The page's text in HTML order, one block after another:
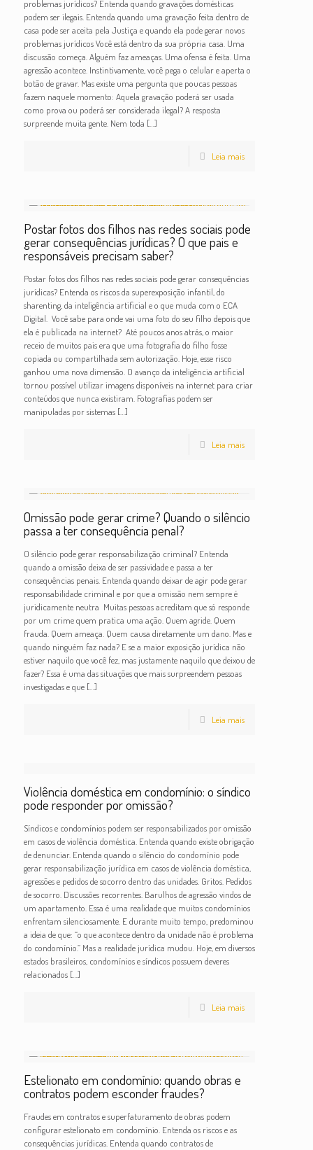
problemas jurídicos? Entenda quando gravações domésticas
podem ser ilegais. Entenda quando uma gravação feita dentro de
casa pode ser aceita pela Justiça e quando ela pode gerar novos
problemas jurídicos Você está dentro da sua própria casa. Uma
discussão começa. Alguém faz ameaças. Uma ofensa é feita. Uma
agressão acontece. Instintivamente, você pega o celular e aperta o
botão de gravar. Mas existe uma pergunta que poucas pessoas
fazem naquele momento: Aquela gravação poderá ser usada
como prova ou poderá ser considerada ilegal? A resposta
surpreende muita gente. Nem toda […]
Leia mais
Postar fotos dos filhos nas redes sociais pode
gerar consequências jurídicas? O que pais e
responsáveis precisam saber?
Postar fotos dos filhos nas redes sociais pode gerar consequências
jurídicas? Entenda os riscos da superexposição infantil, do
sharenting, da inteligência artificial e o que muda com o ECA
Digital. Você sabe para onde vai uma foto do seu filho depois que
ela é publicada na internet? Até poucos anos atrás, o maior
receio de muitos pais era que uma fotografia do filho fosse
copiada ou compartilhada sem autorização. Hoje, esse risco
ganhou uma nova dimensão. O avanço da inteligência artificial
tornou possível utilizar imagens disponíveis na internet para criar
conteúdos que nunca existiram. Fotografias podem ser
manipuladas por sistemas[…]
Leia mais
Omissão pode gerar crime? Quando o silêncio
passa a ter consequência penal?
O silêncio pode gerar responsabilização criminal? Entenda
quando a omissão deixa de ser passividade e passa a ter
consequências penais. Entenda quando deixar de agir pode gerar
responsabilidade criminal e por que a omissão nem sempre é
juridicamente neutra Muitas pessoas acreditam que só responde
por um crime quem pratica uma ação. Quem agride. Quem
frauda. Quem ameaça. Quem causa diretamente um dano. Mas e
quando ninguém faz nada? E se a maior exposição jurídica não
estiver naquilo que você fez, mas justamente naquilo que deixou de
fazer? Essa é uma das situações que mais surpreendem pessoas
investigadas e que[…]
Leia mais
Violência doméstica em condomínio: o síndico
pode responder por omissão?
Síndicos e condomínios podem ser responsabilizados por omissão
em casos de violência doméstica. Entenda quando existe obrigação
de denunciar. Entenda quando o silêncio do condomínio pode
gerar responsabilização jurídica em casos de violência doméstica,
agressões e pedidos de socorro dentro das unidades. Gritos. Pedidos
de socorro. Discussões recorrentes. Barulhos de agressão vindos de
um apartamento. Essa é uma realidade que muitos condomínios
enfrentam silenciosamente. E durante muito tempo, predominou
a ideia de que: “o que acontece dentro da unidade não é problema
do condomínio.” Mas a realidade jurídica mudou. Hoje, em diversos
estados brasileiros, condomínios e síndicos possuem deveres
relacionados[…]
Leia mais
Estelionato em condomínio: quando obras e
contratos podem esconder fraudes?
Fraudes em contratos e superfaturamento de obras podem
configurar estelionato em condomínio. Entenda os riscos e as
consequências jurídicas. Entenda quando contratos de